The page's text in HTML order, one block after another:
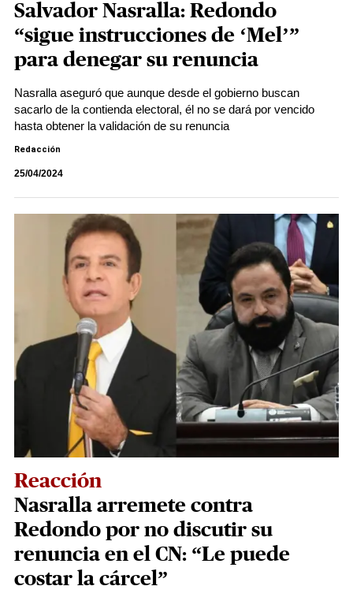
Salvador Nasralla: Redondo
“sigue instrucciones de ‘Mel’”
para denegar su renuncia
Nasralla aseguró que aunque desde el gobierno buscan
sacarlo de la contienda electoral, él no se dará por vencido
hasta obtener la validación de su renuncia
Redacción
25/04/2024
Reacción
Nasralla arremete contra
Redondo por no discutir su
renuncia en el CN: “Le puede
costar la cárcel”